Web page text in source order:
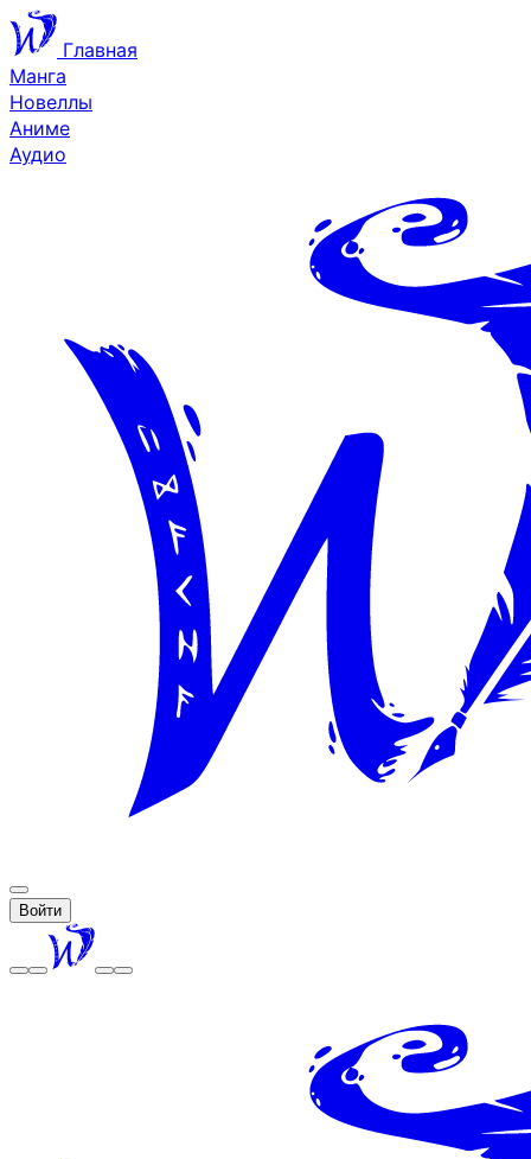
Главная
Манга
Новеллы
Аниме
Аудио
Войти